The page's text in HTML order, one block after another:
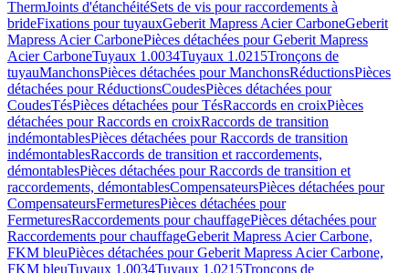
ThermJoints d'étanchéitéSets de vis pour raccordements à
brideFixations pour tuyauxGeberit Mapress Acier CarboneGeberit
Mapress Acier CarbonePièces détachées pour Geberit Mapress
Acier CarboneTuyaux 1.0034Tuyaux 1.0215Tronçons de
tuyauManchonsPièces détachées pour ManchonsRéductionsPièces
détachées pour RéductionsCoudesPièces détachées pour
CoudesTésPièces détachées pour TésRaccords en croixPièces
détachées pour Raccords en croixRaccords de transition
indémontablesPièces détachées pour Raccords de transition
indémontablesRaccords de transition et raccordements,
démontablesPièces détachées pour Raccords de transition et
raccordements, démontablesCompensateursPièces détachées pour
CompensateursFermeturesPièces détachées pour
FermeturesRaccordements pour chauffagePièces détachées pour
Raccordements pour chauffageGeberit Mapress Acier Carbone,
FKM bleuPièces détachées pour Geberit Mapress Acier Carbone,
FKM bleuTuyaux 1.0034Tuyaux 1.0215Tronçons de